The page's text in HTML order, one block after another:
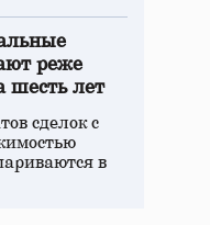
реже
шесть лет
сделок с
в